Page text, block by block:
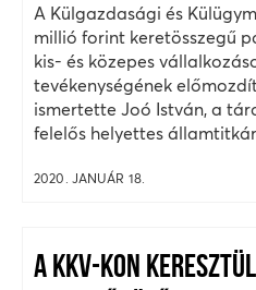
A Külgazdasági és
millió forint keretösszegű
kis- és közepes
tevékenységének
ismertette Joó István, a
felelős helyettes
2020. JANUÁR 18.
A KKV-KON